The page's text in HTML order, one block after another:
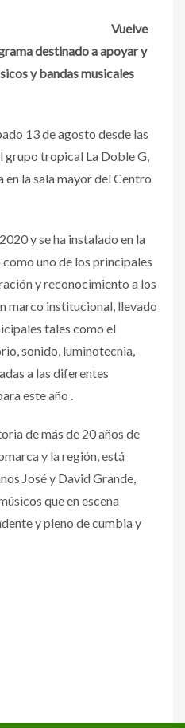
Vuelve
destinado a apoyar y
y bandas musicales
13 de agosto desde las
grupo tropical La Doble G,
la sala mayor del Centro
y se ha instalado en la
uno de los principales
y reconocimiento a los
marco institucional, llevado
tales como el
sonido, luminotecnia,
a las diferentes
este año .
de más de 20 años de
y la región, está
José y David Grande,
que en escena
y pleno de cumbia y